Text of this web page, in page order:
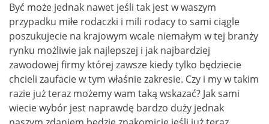
Być może jednak nawet jeśli tak jest w waszym
przypadku miłe rodaczki i mili rodacy to sami ciągle
poszukujecie na krajowym wcale niemałym w tej branży
rynku możliwie jak najlepszej i jak najbardziej
zawodowej firmy której zawsze kiedy tylko będziecie
chcieli zaufacie w tym właśnie zakresie. Czy i my w takim
razie już teraz możemy wam taką wskazać? Jak sami
wiecie wybór jest naprawdę bardzo duży jednak